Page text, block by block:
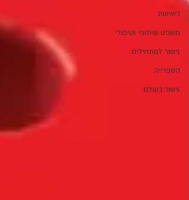
ריאיונות
משפט שיתופי וטיפולי
גישור למתחילים
הספרייה
גישור בעולם